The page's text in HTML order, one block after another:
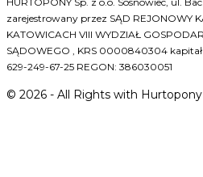
zarejestrowany przez SĄD REJONOWY
KATOWICACH VIII WYDZIAŁ
SĄDOWEGO , KRS 0000840304
629-249-67-25 REGON: 386030051
© 2026 - All Rights with Hurtopony